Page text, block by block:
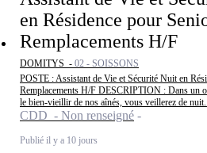
en Résidence pour
Remplacements H/F
DOMITYS - 02 - SOISSONS
POSTE : Assistant de Vie et Sécurité Nuit en
Remplacements H/F DESCRIPTION : Dans un
le bien-vieillir de nos aînés, vous veillerez de
CDD - Non renseigné
Publié il y a 10 jours